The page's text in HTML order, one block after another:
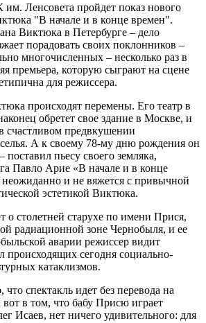
им. Ленсовета пройдет показ нового
"В начале и в конце времен".
Виктюка в Петербурге – дело
порадовать своих поклонников –
многочисленных – несколько раз в
премьера, которую сыграют на сцене
для режиссера.
происходят перемены. Его театр в
обретет свое здание в Москве, и
счастливом предвкушении
А к своему 78-му дню рождения он
поставил пьесу своего земляка,
Павло Арие «В начале и в конце
и не вяжется с привычной
эстетикой Виктюка.
о столетней старухе по имени Прися,
радиационной зоне Чернобыля, и ее
аварии режиссер видит
происходящих сегодня социально-
катаклизмов.
спектакль идет без перевода на
в том, что бабу Присю играет
Исаев, нет ничего удивительного: для